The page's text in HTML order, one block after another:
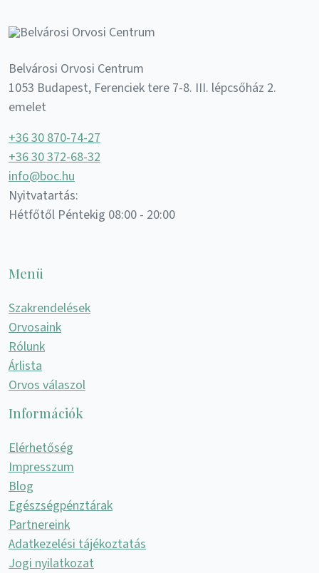
Belvárosi Orvosi Centrum
1053 Budapest, Ferenciek tere 7-8. III. lépcsőház 2.
emelet
+36 30 870-74-27
+36 30 372-68-32
info@boc.hu
Nyitvatartás:
Hétfőtől Péntekig 08:00 - 20:00
Menü
Szakrendelések
Orvosaink
Rólunk
Árlista
Orvos válaszol
Információk
Elérhetőség
Impresszum
Blog
Egészségpénztárak
Partnereink
Adatkezelési tájékoztatás
Jogi nyilatkozat